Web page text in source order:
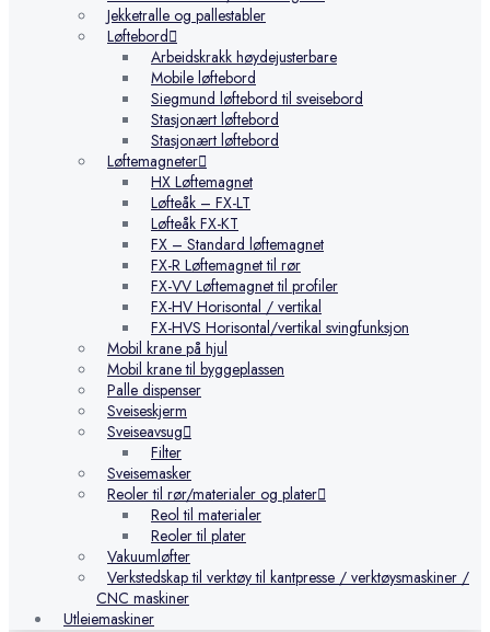
Jekketralle og pallestabler
Løftebord
Arbeidskrakk høydejusterbare
Mobile løftebord
Siegmund løftebord til sveisebord
Stasjonært løftebord
Stasjonært løftebord
Løftemagneter
HX Løftemagnet
Løfteåk – FX-LT
Løfteåk FX-KT
FX – Standard løftemagnet
FX-R Løftemagnet til rør
FX-VV Løftemagnet til profiler
FX-HV Horisontal / vertikal
FX-HVS Horisontal/vertikal svingfunksjon
Mobil krane på hjul
Mobil krane til byggeplassen
Palle dispenser
Sveiseskjerm
Sveiseavsug
Filter
Sveisemasker
Reoler til rør/materialer og plater
Reol til materialer
Reoler til plater
Vakuumløfter
Verkstedskap til verktøy til kantpresse / verktøysmaskiner /
CNC maskiner
Utleiemaskiner